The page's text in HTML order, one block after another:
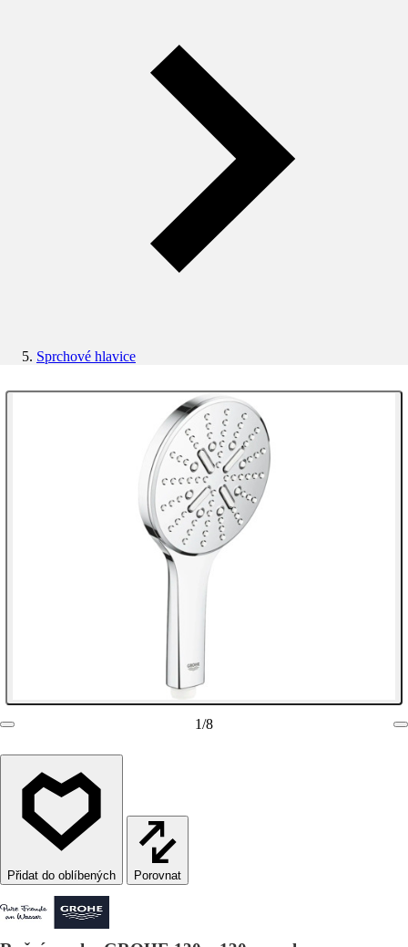
Sprchové hlavice
1/8
Porovnat